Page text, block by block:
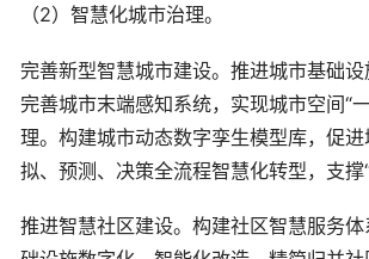
（2）智慧化城市治理。
完善新型智慧城市建设。推进城市基础设
完善城市末端感知系统，实现城市空间“
理。构建城市动态数字孪生模型库，促
拟、预测、决策全流程智慧化转型，支撑“
推进智慧社区建设。构建社区智慧服务